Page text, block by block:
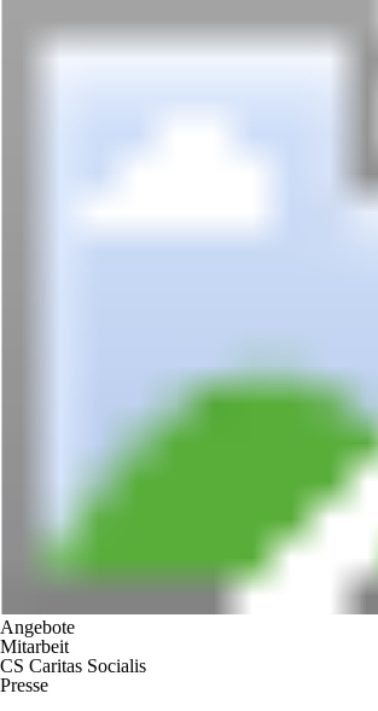
Angebote
Mitarbeit
CS Caritas Socialis
Presse